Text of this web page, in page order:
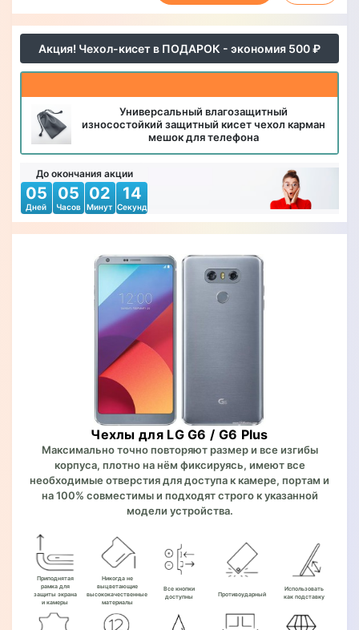
Акция! Чехол-кисет в ПОДАРОК - экономия 500 ₽
Универсальный влагозащитный
износостойкий защитный кисет чехол карман
мешок для телефона
До окончания акции
05
Дней
05
Часов
02
Минут
12
Секунд
Чехлы для LG G6 / G6 Plus
Максимально точно повторяют размер и все изгибы
корпуса, плотно на нём фиксируясь, имеют все
необходимые отверстия для доступа к камере, портам и
на 100% совместимы и подходят строго к указанной
модели устройства.
Приподнятая
рамка для
защиты экрана
и камеры
Никогда не
выцветающие
высококачественные
материалы
Все кнопки
доступны
Противоударный
Использовать
как подставку